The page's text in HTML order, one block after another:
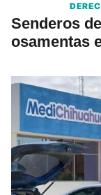
Senderos
osamentas